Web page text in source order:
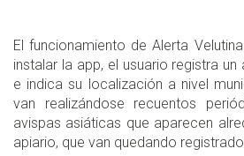
El funcionamiento de Alerta
instalar la app, el usuario registra
e indica su localización a nivel
van realizándose recuentos
avispas asiáticas que aparecen
apiario, que van quedando